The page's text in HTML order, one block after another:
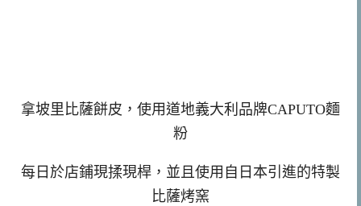
拿坡里比薩餅皮，使用道地義大利品牌CAPUTO麵
粉
每日於店鋪現揉現桿，並且使用自日本引進的特製
比薩烤窯